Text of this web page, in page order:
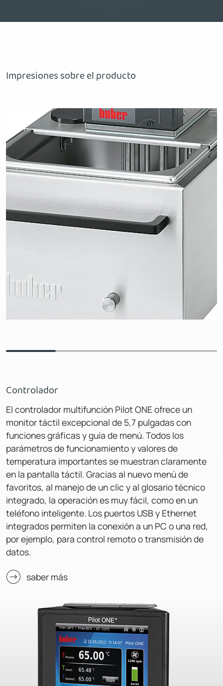
Impresiones sobre el producto
Controlador
El controlador multifunción Pilot ONE ofrece un
monitor táctil excepcional de 5,7 pulgadas con
funciones gráficas y guía de menú. Todos los
parámetros de funcionamiento y valores de
temperatura importantes se muestran claramente
en la pantalla táctil. Gracias al nuevo menú de
favoritos, al manejo de un clic y al glosario técnico
integrado, la operación es muy fácil, como en un
teléfono inteligente. Los puertos USB y Ethernet
integrados permiten la conexión a un PC o una red,
por ejemplo, para control remoto o transmisión de
datos.
saber más